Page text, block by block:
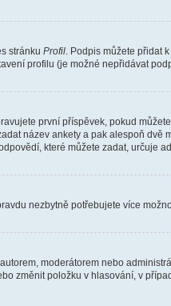
stránku Profil. Podpis můžete přidat
profilu (je možné nepřidávat
první příspěvek, pokud
název ankety a pak alespoň dvě
které můžete zadat, určuje
nezbytně potřebujete více
moderátorem nebo
změnit položku v hlasování, v